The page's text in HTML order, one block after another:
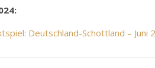
Deutschland-Schottland – Juni